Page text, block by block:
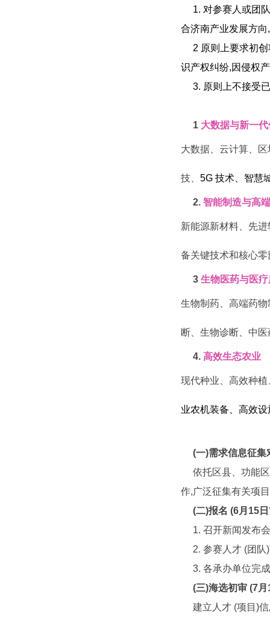
1. 对参赛人或团
合济南产业发展方向,
2 原则上要求初
识产权纠纷,因侵权
3. 原则上不接受
1 大数据与新一
大数据、云计算、
技、 5G 技术、智慧
2.智能制造与高
新能源新材料、先
备关键技术和核心
3生物医药与医
生物制药、高端药
断、生物诊断、中
4.高效生态农业
现代种业、高效种
业农机装备、高效
(一)需求信息征集
依托区县、功能
作,广泛征集有关项
(二)报名 (6月 15
1. 召开新闻发布
2. 参赛人才 (团
3. 各承办单位完
(三)海选初审 (7月
建立人才 (项目)